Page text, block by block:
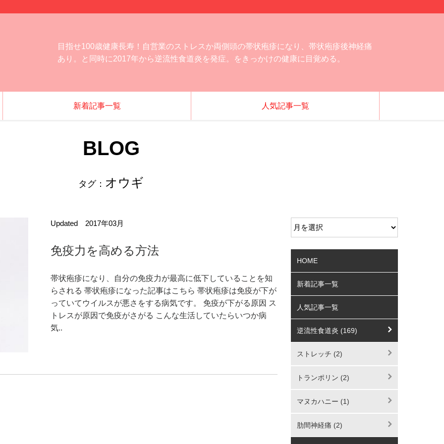
目指せ100歳健康長寿！自営業のストレスか両側頭の帯状疱疹になり、帯状疱疹後神経痛
あり。と同時に2017年から逆流性食道炎を発症。をきっかけの健康に目覚める。
新着記事一覧 人気記事一覧
BLOG
タグ： オウギ
Updated 2017年03月
免疫力を高める方法
帯状疱疹になり、自分の免疫力が最高に低下していることを知
らされる 帯状疱疹になった記事はこちら 帯状疱疹は免疫が下が
っていてウイルスが悪さをする病気です。 免疫が下がる原因 ス
トレスが原因で免疫がさがる こんな生活していたらいつか病
気..
HOME
新着記事一覧
人気記事一覧
逆流性食道炎 (169)
ストレッチ (2)
トランポリン (2)
マヌカハニー (1)
肋間神経痛 (2)